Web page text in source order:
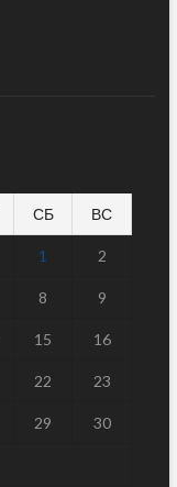
СБ ВС
1 2
8 9
15 16
22 23
29 30